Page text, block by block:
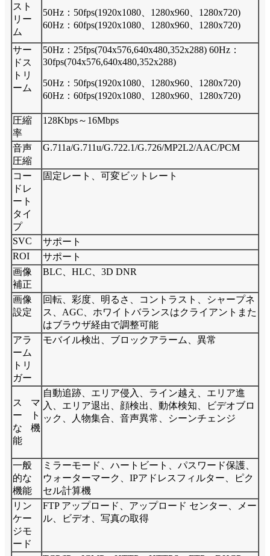
スト
リー
ム
50Hz：50fps(1920x1080、1280x960、1280x720)
60Hz：60fps(1920x1080、1280x960、1280x720)
サー
ドス
トリ
ーム
50Hz：25fps(704x576,640x480,352x288) 60Hz：
30fps(704x576,640x480,352x288)
50Hz：50fps(1920x1080、1280x960、1280x720)
60Hz：60fps(1920x1080、1280x960、1280x720)
圧縮
率
128Kbps～16Mbps
音声
圧縮
G.711a/G.711u/G.722.1/G.726/MP2L2/AAC/PCM
コー
ドレ
ート
タイ
プ
固定レート、可変ビットレート
SVC
サポート
ROI
サポート
画像
補正
BLC、HLC、3D DNR
画像
設定
回転、彩度、明るさ、コントラスト、シャープネ
ス、AGC、ホワイトバランスはクライアントまた
はブラウザ経由で調整可能
アラ
ーム
トリ
ガー
モバイル検出、ブロックアラーム、異常
スマ
ート
な機
能
自動追跡、エリア侵入、ライン越え、エリア進
入、エリア退出、顔検出、動体検知、ビデオブロ
ック、人物集合、音声異常、シーンチェンジ
一般
的な
機能
ミラーモード、ハートビート、パスワード保護、
ウォーターマーク、IPアドレスフィルター、ピク
セル計算機
リン
ケー
ジモ
ード
FTP アップロード、アップロード センター、メー
ル、ビデオ、写真の取得